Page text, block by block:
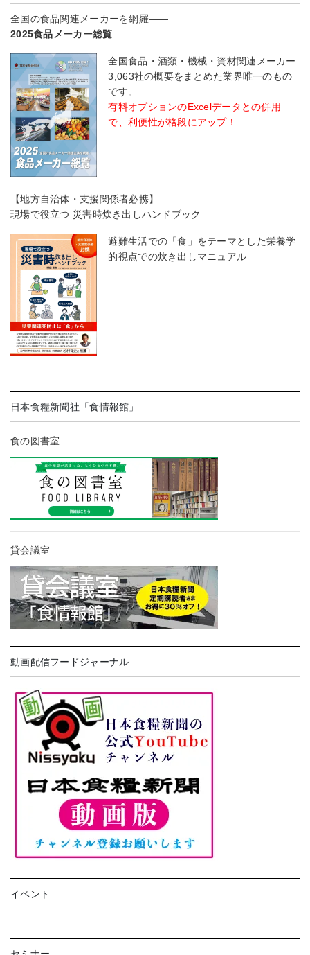
全国の食品関連メーカーを網羅――
2025食品メーカー総覧
全国食品・酒類・機械・資材関連メーカー
3,063社の概要をまとめた業界唯一のもの
です。
有料オプションのExcelデータとの併用
で、利便性が格段にアップ！
【地方自治体・支援関係者必携】
現場で役立つ 災害時炊き出しハンドブック
避難生活での「食」をテーマとした栄養学
的視点での炊き出しマニュアル
日本食糧新聞社「食情報館」
食の図書室
貸会議室
動画配信フードジャーナル
イベント